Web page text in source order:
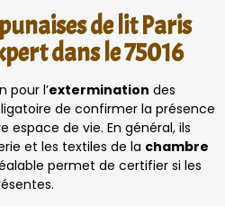
de lit Paris
dans le 75016
pour l’extermination des
de confirmer la présence
espace de vie. En général, ils
et les textiles de la chambre
permet de certifier si les